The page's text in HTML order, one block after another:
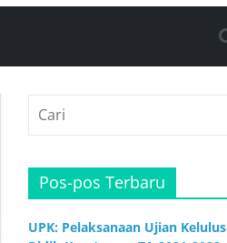
Pos-pos Terbaru
UPK: Pelaksanaan Ujian